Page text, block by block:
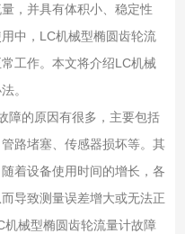
，并具有体积小、稳定性
中，LC机械型椭圆齿轮流
工作。本文将介绍LC机械
。
的原因有很多，主要包括
路堵塞、传感器损坏等。其
着设备使用时间的增长，各
导致测量误差增大或无法正
械型椭圆齿轮流量计故障